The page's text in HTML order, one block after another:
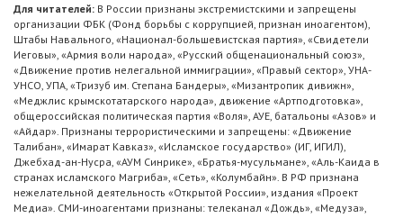
Для читателей: В России признаны экстремистскими и запрещены
организации ФБК (Фонд борьбы с коррупцией, признан иноагентом),
Штабы Навального, «Национал-большевистская партия», «Свидетели
Иеговы», «Армия воли народа», «Русский общенациональный союз»,
«Движение против нелегальной иммиграции», «Правый сектор», УНА-
УНСО, УПА, «Тризуб им. Степана Бандеры», «Мизантропик дивижн»,
«Меджлис крымскотатарского народа», движение «Артподготовка»,
общероссийская политическая партия «Воля», АУЕ, батальоны «Азов» и
«Айдар». Признаны террористическими и запрещены: «Движение
Талибан», «Имарат Кавказ», «Исламское государство» (ИГ, ИГИЛ),
Джебхад-ан-Нусра, «АУМ Синрике», «Братья-мусульмане», «Аль-Каида в
странах исламского Магриба», «Сеть», «Колумбайн». В РФ признана
нежелательной деятельность «Открытой России», издания «Проект
Медиа». СМИ-иноагентами признаны: телеканал «Дождь», «Медуза»,